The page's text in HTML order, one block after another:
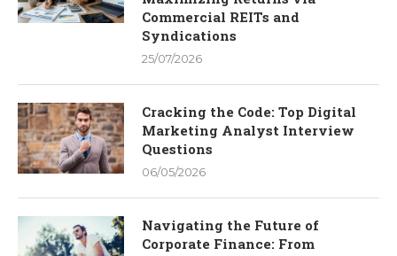
Commercial REITs and
Syndications
25/07/2026
Cracking the Code: Top Digital
Marketing Analyst Interview
Questions
06/05/2026
Navigating the Future of
Corporate Finance: From